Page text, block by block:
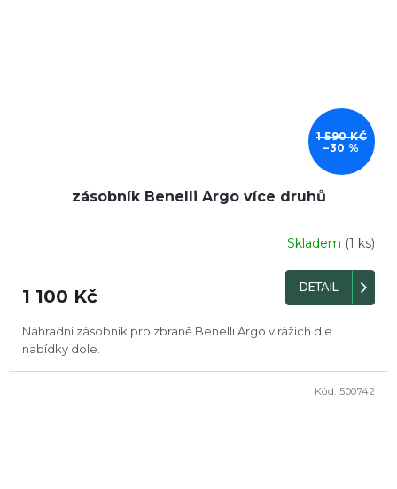
1 590 KČ
–30 %
zásobník Benelli Argo více druhů
je
z
5
Skladem (1 ks)
1 100 Kč DETAIL
Náhradní zásobník pro zbraně Benelli Argo v rážích dle
nabídky dole.
Kód: 500742